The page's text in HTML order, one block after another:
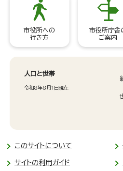
市役所への
行き方
市役所庁舎
ご案内
人口と世帯
令和8年8月1日現在
このサイトについて
サイトの利用ガイド